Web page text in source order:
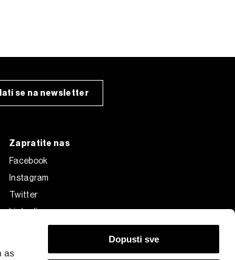
as
Dopusti sve
se na newsletter
Zapratite nas
Facebook
Instagram
Twitter
Linkedin